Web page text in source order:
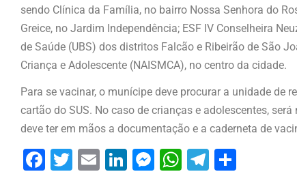
sendo Clínica da Família, no bairro Nossa Senhora do
Greice, no Jardim Independência; ESF IV Conselheira
de Saúde (UBS) dos distritos Falcão e Ribeirão de São
Criança e Adolescente (NAISMCA), no centro da cidade.
Para se vacinar, o munícipe deve procurar a unidade de
cartão do SUS. No caso de crianças e adolescentes,
deve ter em mãos a documentação e a caderneta de
Facebook
Twitter
EmailLinkedIn
Messenger
WhatsApp
Telegram